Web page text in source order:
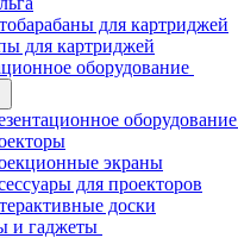
для картриджей
для картриджей
оборудование
оборудование
экраны
для проекторов
доски
и гаджеты